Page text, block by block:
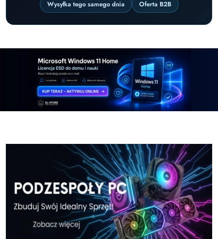
Wysyłka tego samego dnia
Oferta B2B
Pomiń karuzelę promocyjną